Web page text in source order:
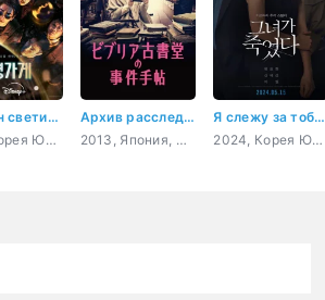
Магазин светильников
2024, Корея Южная, триллер, мистика, ужасы, сверхъестественное
Архив расследований букинистического магазина «Библия»
2013, Япония, мистика, повседневность, драма
Я слежу за тобой
2024, Корея Южная, триллер, мистика, драма